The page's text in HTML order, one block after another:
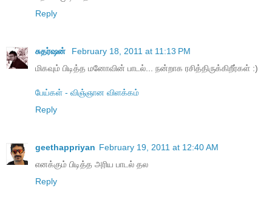
Reply
சுதர்ஷன்
February 18, 2011 at 11:13 PM
மிகவும் பிடித்த மனோவின் பாடல்... நன்றாக ரசித்திருக்கிறீர்கள் :)
பேய்கள் - விஞ்ஞான விளக்கம்
Reply
geethappriyan February 19, 2011 at 12:40 AM
எனக்கும் பிடித்த அரிய பாடல் தல
Reply